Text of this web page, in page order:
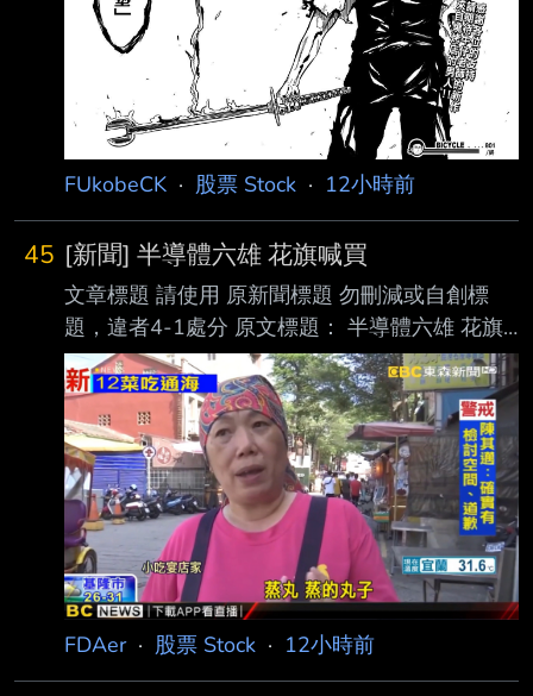
計提報之董事會日期 符合條款 第 31 款 事實
發生日 115/08/03 說明 1.董事會召集通知
日:115/08/03 2.董事
FUkobeCK · 股票 Stock · 12小時前
45 [新聞] 半導體六雄 花旗喊買
文章標題 請使用 原新聞標題 勿刪減或自創標
題，違者4-1處分 原文標題： 半導體六雄 花旗
喊買 原文連結： https://reurl.cc/7YpQ1d 發布時
間： 2026-08-05 00:06 記者署名：經濟日報
記者魏興中 原文內容： 近來市場對於AI變現疑
慮甚囂塵上，半導體股紛紛承壓。花旗證券指
出，儘管市場出現波 動 ，不過半導體供應鏈持
續看好，建議「買進」包括台積電（2330）、
聯電、日月光投控、 台 達電、聯發科、創意等
六檔台廠。 花旗在最新釋出的「台灣半導體產
業」報告中指出，由於半導體
FDAer· 股票 Stock · 12小時前